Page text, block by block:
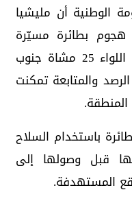
الوطنية أن مليشيا
هجوم بطائرة مسيّرة
على مواقع عسكرية في قطاع اللواء 25 مشاة جنوب
والمتابعة تمكنت
باستخدام السلاح
قبل وصولها إلى
المستهدفة.